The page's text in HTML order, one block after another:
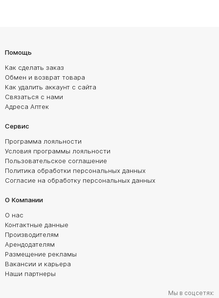
Помощь
Как сделать заказ
Обмен и возврат товара
Как удалить аккаунт с сайта
Связаться с нами
Адреса Аптек
Сервис
Программа лояльности
Условия программы лояльности
Пользовательское соглашение
Политика обработки персональных данных
Согласие на обработку персональных данных
О Компании
О нас
Контактные данные
Производителям
Арендодателям
Размещение рекламы
Вакансии и карьера
Наши партнеры
Мы в соцсетях: